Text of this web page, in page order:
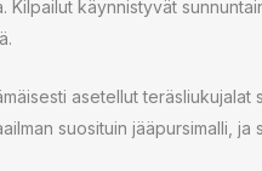
Kilpailut käynnistyvät
asetellut teräsliukujalat
suosituin jääpursimalli, ja